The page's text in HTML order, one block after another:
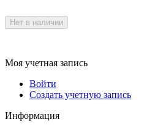
Нет в наличии
Моя учетная запись
Войти
Создать учетную запись
Информация